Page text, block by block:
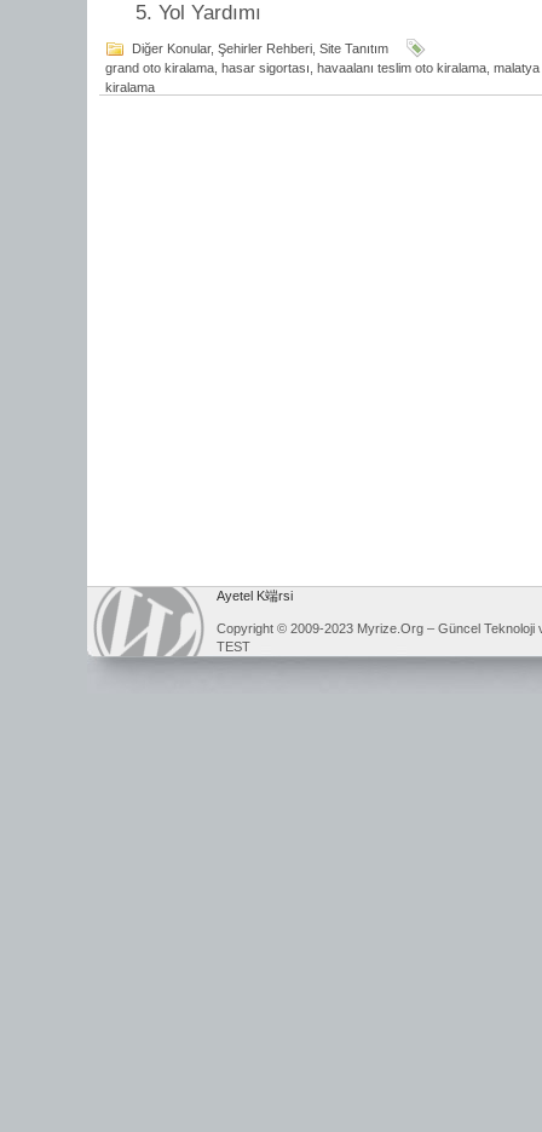
Yol Yardımı
Diğer Konular, Şehirler Rehberi Site Tanıtım
grand oto kiralama hasar sigortası havaalanı teslim oto kiralama
kiralama
Ayetel K端rsi
Copyright © 2009-2023 Myrize.Org – Güncel Teknoloji
TEST